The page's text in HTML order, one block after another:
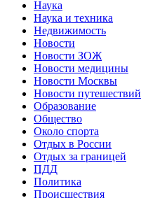
Наука
Наука и техника
Недвижимость
Новости
Новости ЗОЖ
Новости медицины
Новости Москвы
Новости путешествий
Образование
Общество
Около спорта
Отдых в России
Отдых за границей
ПДД
Политика
Происшествия